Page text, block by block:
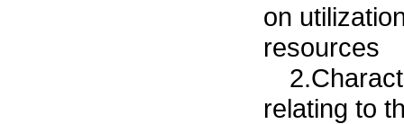
on
resources
relating to